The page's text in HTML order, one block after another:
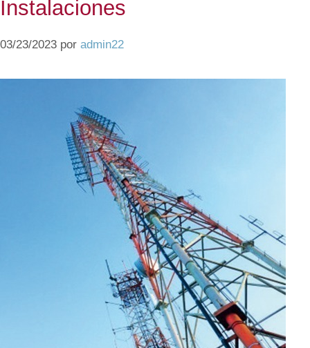
Instalaciones
03/23/2023 por admin22